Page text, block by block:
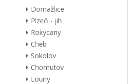
Domažlice
Plzeň - jih
Rokycany
Cheb
Sokolov
Chomutov
Louny